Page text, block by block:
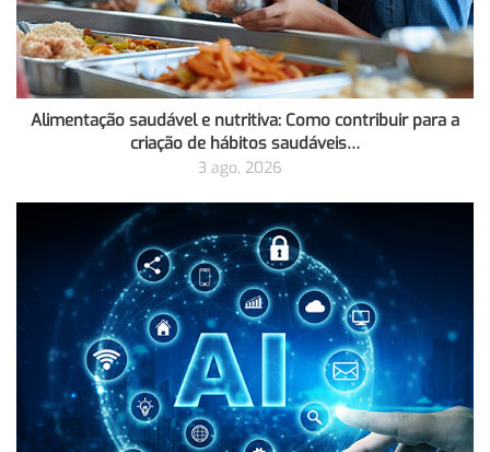
Alimentação saudável e nutritiva: Como contribuir para a
criação de hábitos saudáveis…
3 ago, 2026